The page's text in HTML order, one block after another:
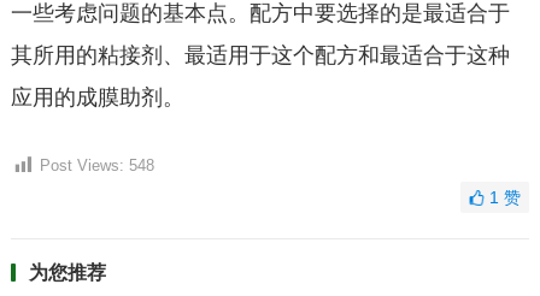
一些考虑问题的基本点。配方中要选择的是最适合于
其所用的粘接剂、最适用于这个配方和最适合于这种
应用的成膜助剂。
Post Views: 548
1赞
为您推荐